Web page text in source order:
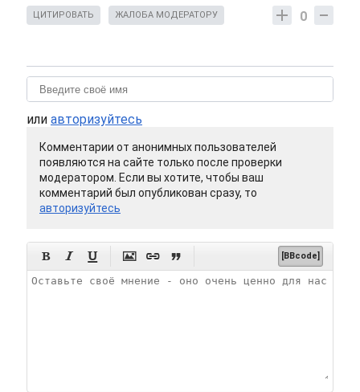
0
ЦИТИРОВАТЬ ЖАЛОБА МОДЕРАТОРУ
или авторизуйтесь
Комментарии от анонимных пользователей
появляются на сайте только после проверки
модератором. Если вы хотите, чтобы ваш
комментарий был опубликован сразу, то
авторизуйтесь
      [BBcode]